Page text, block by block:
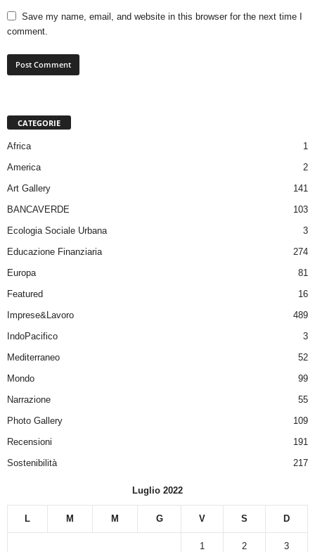
Save my name, email, and website in this browser for the next time I
comment.
CATEGORIE
Africa
1
America
2
Art Gallery
141
BANCAVERDE
103
Ecologia Sociale Urbana
3
Educazione Finanziaria
274
Europa
81
Featured
16
Imprese&Lavoro
489
IndoPacifico
3
Mediterraneo
52
Mondo
99
Narrazione
55
Photo Gallery
109
Recensioni
191
Sostenibilità
217
Luglio 2022
L M M G V S D
1 2 3